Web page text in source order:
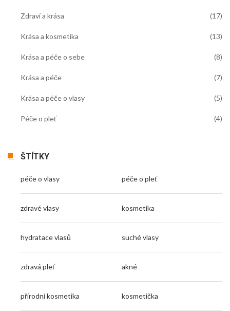
Zdraví a krása (17)
Krása a kosmetika (13)
Krása a péče o sebe (8)
Krása a péče (7)
Krása a péče o vlasy (5)
Péče o pleť (4)
ŠTÍTKY
péče o vlasy péče o pleť
zdravé vlasy kosmetika
hydratace vlasů suché vlasy
zdravá pleť akné
přírodní kosmetika kosmetička